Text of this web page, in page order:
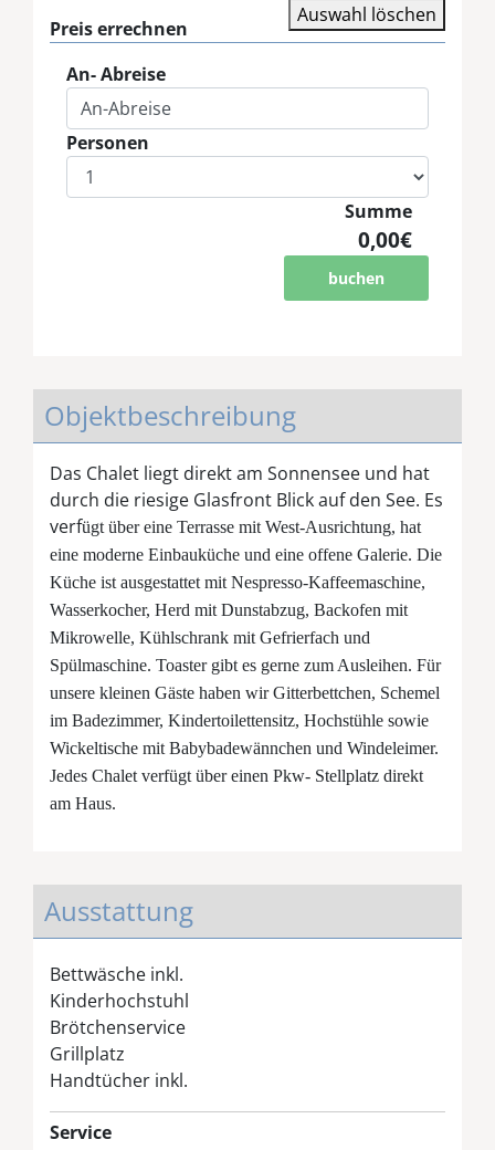
Auswahl löschen
Preis errechnen
An- Abreise
Personen
Summe
0,00€
buchen
Objektbeschreibung
Das Chalet liegt direkt am Sonnensee und hat
durch die riesige Glasfront Blick auf den See. Es
verfügt über eine Terrasse mit West-Ausrichtung, hat
eine moderne Einbauküche und eine offene Galerie. Die
Küche ist ausgestattet mit Nespresso-Kaffeemaschine,
Wasserkocher, Herd mit Dunstabzug, Backofen mit
Mikrowelle, Kühlschrank mit Gefrierfach und
Spülmaschine. Toaster gibt es gerne zum Ausleihen. Für
unsere kleinen Gäste haben wir Gitterbettchen, Schemel
im Badezimmer, Kindertoilettensitz, Hochstühle sowie
Wickeltische mit Babybadewännchen und Windeleimer.
Jedes Chalet verfügt über einen Pkw- Stellplatz direkt
am Haus.
Ausstattung
Bettwäsche inkl.
Kinderhochstuhl
Brötchenservice
Grillplatz
Handtücher inkl.
Service